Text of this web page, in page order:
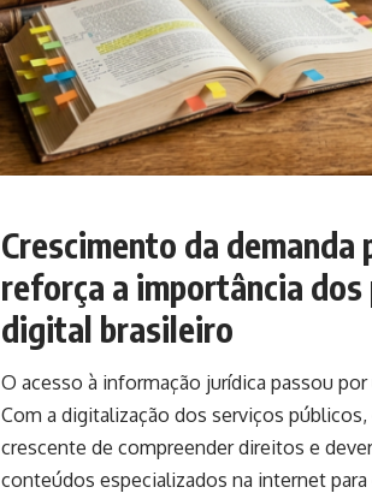
Crescimento da
reforça a importância
digital brasileiro
O acesso à informação jurídica passou
Com a digitalização dos serviços
crescente de compreender direitos e
conteúdos especializados na internet